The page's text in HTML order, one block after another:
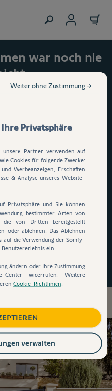
war noch nie
auf den
Serenia
öffnet per
App oder
ganz ohne
*
Privatsphäre
unsere Partner verwenden auf
Cookies für folgende Zwecke:
Werbeanzeigen, Erschaffen
& Analyse unseres Website-
Privatsphäre und Sie können
bestimmter Arten von
die von Dritten bereitgestellt
oder ablehnen. Das Ablehnen
auf die Verwendung der Somfy-
ein.
ändern oder Ihre Zustimmung
Center widerrufen. Weitere
Cookie-Richtlinien
Weiter ohne Zustimmung →
verwalten